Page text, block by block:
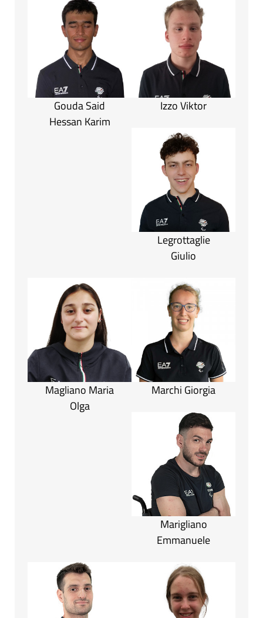
Gouda Said
Hessan Karim
Izzo Viktor
Legrottaglie
Giulio
Magliano Maria
Olga
Marchi Giorgia
Marigliano
Emmanuele